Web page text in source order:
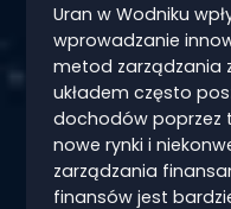
Uran w Wodniku
wprowadzanie
metod zarządzania
układem często
dochodów poprzez
nowe rynki i
zarządzania
finansów jest